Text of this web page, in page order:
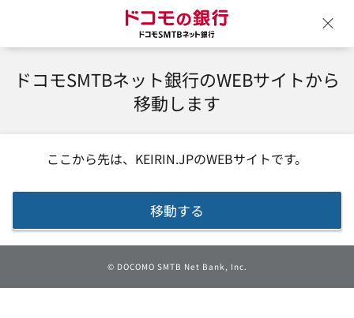
ドコモSMTBネット銀行のWEBサイトから
移動します
ここから先は、 KEIRIN.JPのWEBサイトです。
移動する
© DOCOMO SMTB Net Bank, Inc.